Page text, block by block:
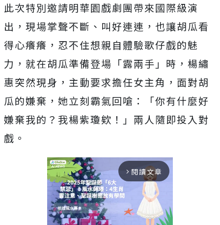
此次特別邀請明華園戲劇團帶來國際級演
出，現場掌聲不斷、叫好連連，也讓胡瓜看
得心癢癢，忍不住想親自體驗歌仔戲的魅
力，就在胡瓜準備登場「露兩手」時，楊繡
惠突然現身，主動要求擔任女主角，面對胡
瓜的嫌棄，她立刻霸氣回嗆：「你有什麼好
嫌棄我的？我楊紫瓊欸！」兩人隨即投入對
戲。
arrow_forward_ios 閱讀文章